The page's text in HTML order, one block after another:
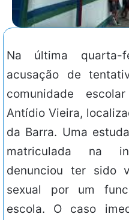
Na última quarta-
acusação de
comunidade
Antídio Vieira,
da Barra. Uma
matriculada na
denunciou ter sido
sexual por um
escola. O caso